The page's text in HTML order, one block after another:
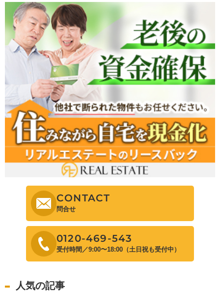
CONTACT
問合せ
0120-469-543
受付時間／9:00〜18:00（土日祝も受付中）
人気の記事